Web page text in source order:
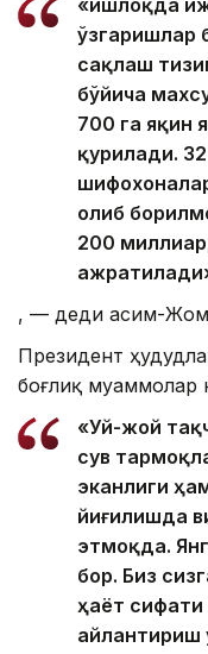
«Қишлоқда
ўзгаришлар
сақлаш
бўйича
700 га яқин
қурилади.
олиб
200
, — деди Қасим-
Президент
боғлиқ муаммолар
«Уй-жой
сув
эканлиги
йиғилишда
этмоқда.
бор. Биз
ҳаёт сифати
айлантириш